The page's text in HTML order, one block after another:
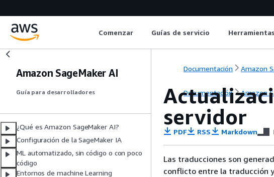
Comenzar Guías de servicio
Amazon SageMaker AI
Guía para desarrolladores
¿Qué es Amazon SageMaker AI?
Configuración de la SageMaker IA
ML automatizado, sin código o con poco
código
Entornos de machine Learning
Documentación Amazon
Documentación Amazon
servidor
PDF RSS Markdown
Las traducciones son
conflicto entre la traducción